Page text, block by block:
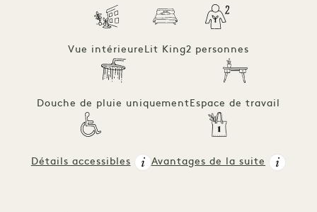
Vue intérieure Lit King2 personnes
Douche de pluie uniquement Espace de travail
Détails accessibles Avantages de la suite